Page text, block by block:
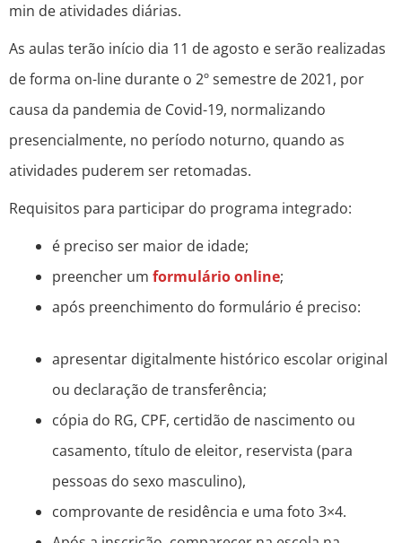
min de atividades diárias.
As aulas terão início dia 11 de agosto e serão realizadas
de forma on-line durante o 2º semestre de 2021, por
causa da pandemia de Covid-19, normalizando
presencialmente, no período noturno, quando as
atividades puderem ser retomadas.
Requisitos para participar do programa integrado:
é preciso ser maior de idade;
preencher um formulário online;
após preenchimento do formulário é preciso:
apresentar digitalmente histórico escolar original
ou declaração de transferência;
cópia do RG, CPF, certidão de nascimento ou
casamento, título de eleitor, reservista (para
pessoas do sexo masculino),
comprovante de residência e uma foto 3×4.